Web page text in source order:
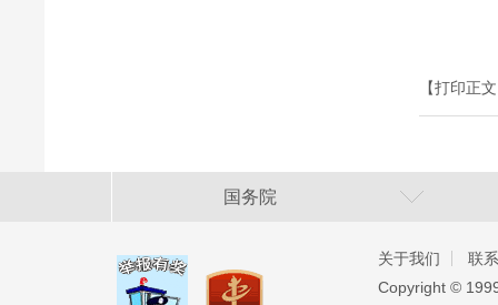
【打印正
国务院
关于我们
联
Copyright ©️